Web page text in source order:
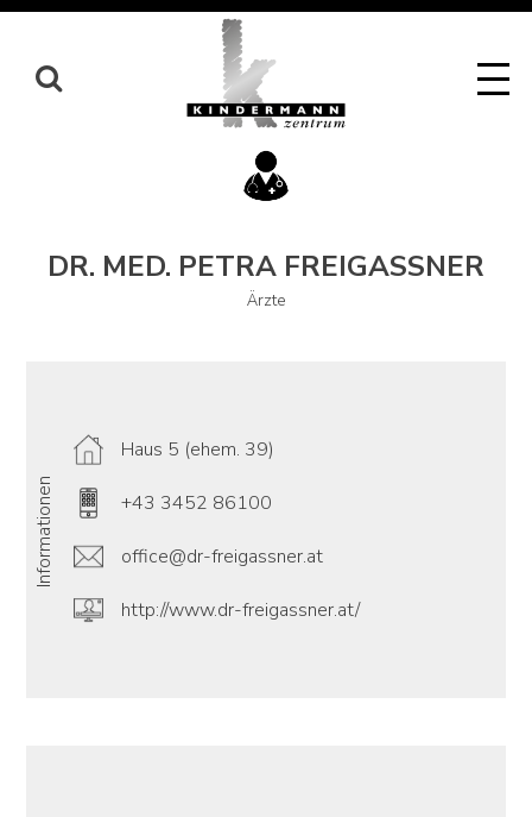
Skip
content
DR. MED. PETRA FREIGASSNER
Ärzte
Informationen
Haus 5 (ehem. 39)
+43 3452 86100
office@dr-freigassner.at
http://www.dr-freigassner.at/